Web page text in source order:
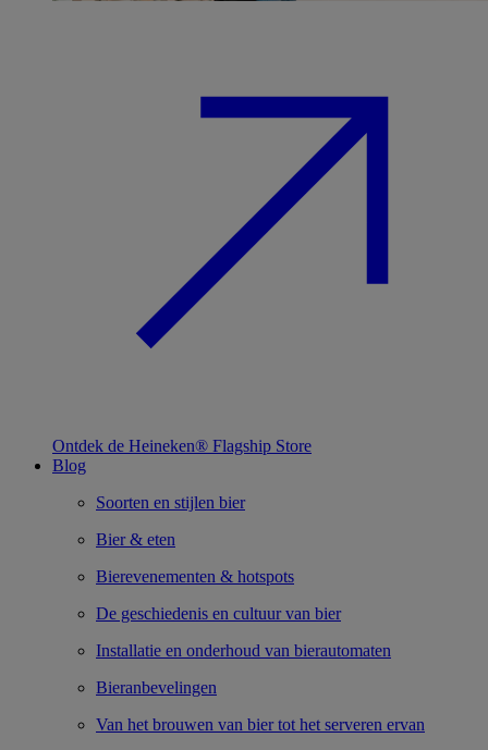
Ontdek de Heineken® Flagship Store
Blog
Soorten en stijlen bier
Bier & eten
Bierevenementen & hotspots
De geschiedenis en cultuur van bier
Installatie en onderhoud van bierautomaten
Bieranbevelingen
Van het brouwen van bier tot het serveren ervan